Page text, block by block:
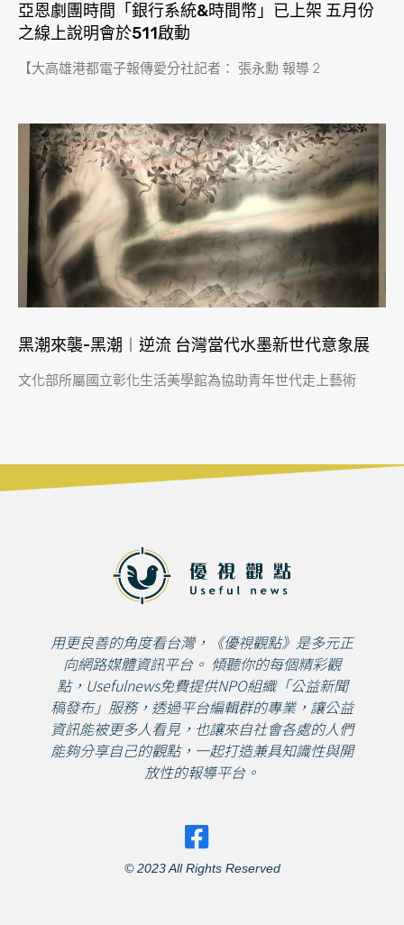
亞恩劇團時間「銀行系統&時間幣」已上架 五月份
之線上說明會於511啟動
【大高雄港都電子報傳愛分社記者： 張永勳 報導 2
黑潮來襲-黑潮︱逆流 台灣當代水墨新世代意象展
文化部所屬國立彰化生活美學館為協助青年世代走上藝術
用更良善的角度看台灣，《優視觀點》是多元正
向網路媒體資訊平台。 傾聽你的每個精彩觀
點，Usefulnews免費提供NPO組織「公益新聞
稿發布」服務，透過平台編輯群的專業，讓公益
資訊能被更多人看見，也讓來自社會各處的人們
能夠分享自己的觀點，一起打造兼具知識性與開
放性的報導平台。
© 2023 All Rights Reserved